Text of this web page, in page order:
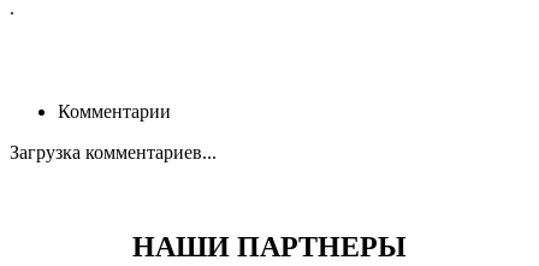
.
Комментарии
Загрузка комментариев...
НАШИ ПАРТНЕРЫ